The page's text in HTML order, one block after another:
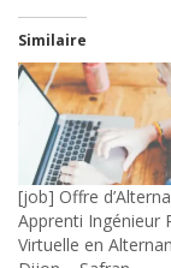
Similaire
[job] Offre
Apprenti Ingénieur
Virtuelle en